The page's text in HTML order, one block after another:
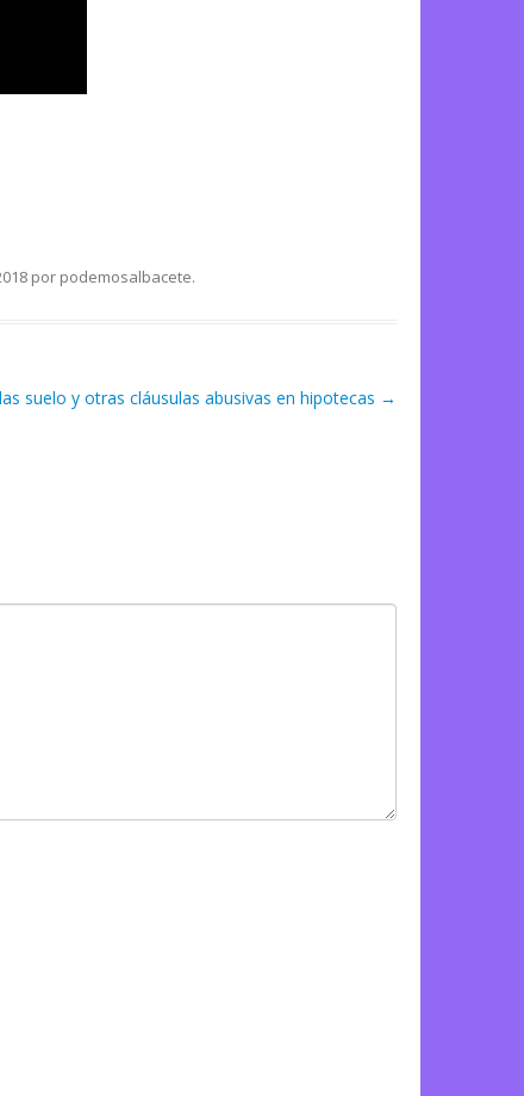
por podemosalbacete.
suelo y otras cláusulas abusivas en hipotecas →